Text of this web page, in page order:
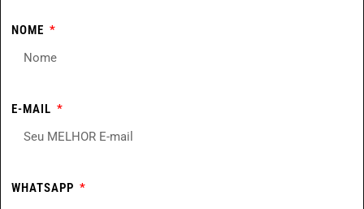
NOME
E-MAIL
WHATSAPP